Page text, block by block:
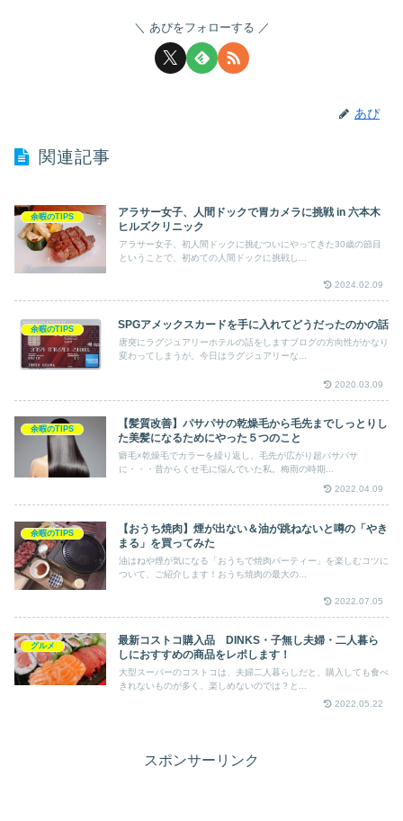
あぴをフォローする
あぴ
関連記事
余暇のTIPS
アラサー女子、人間ドックで胃カメラに挑戦 in 六本木
ヒルズクリニック
アラサー女子、初人間ドックに挑むついにやってきた30歳の節目
ということで、初めての人間ドックに挑戦し...
2024.02.09
余暇のTIPS SPGアメックスカードを手に入れてどうだったのかの話
唐突にラグジュアリーホテルの話をしますブログの方向性がかなり
変わってしまうが、今日はラグジュアリーな...
2020.03.09
余暇のTIPS
【髪質改善】パサパサの乾燥毛から毛先までしっとりし
た美髪になるためにやった５つのこと
癖毛×乾燥毛でカラーを繰り返し、毛先が広がり超パサパサ
に・・・昔からくせ毛に悩んでいた私。梅雨の時期...
2022.04.09
余暇のTIPS
【おうち焼肉】煙が出ない＆油が跳ねないと噂の「やき
まる」を買ってみた
油はねや煙が気になる「おうちで焼肉パーティー」を楽しむコツに
ついて、ご紹介します！おうち焼肉の最大の...
2022.07.05
グルメ
最新コストコ購入品 DINKS・子無し夫婦・二人暮ら
しにおすすめの商品をレポします！
大型スーパーのコストコは、夫婦二人暮らしだと、購入しても食べ
きれないものが多く、楽しめないのでは？と...
2022.05.22
スポンサーリンク